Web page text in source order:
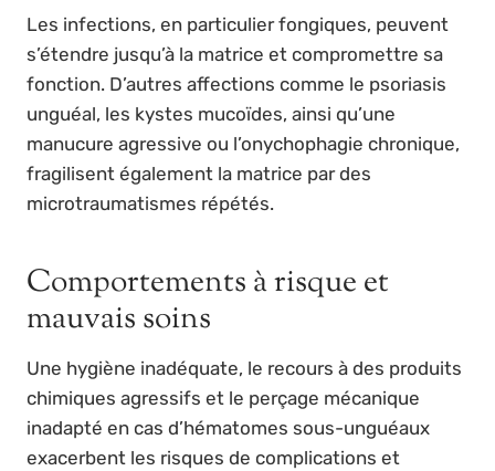
Les infections, en particulier fongiques, peuvent
s’étendre jusqu’à la matrice et compromettre sa
fonction. D’autres affections comme le psoriasis
unguéal, les kystes mucoïdes, ainsi qu’une
manucure agressive ou l’onychophagie chronique,
fragilisent également la matrice par des
microtraumatismes répétés.
Comportements à risque et
mauvais soins
Une hygiène inadéquate, le recours à des produits
chimiques agressifs et le perçage mécanique
inadapté en cas d’hématomes sous-unguéaux
exacerbent les risques de complications et